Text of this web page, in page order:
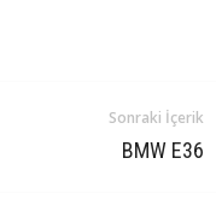
Sonraki İçerik
BMW E36